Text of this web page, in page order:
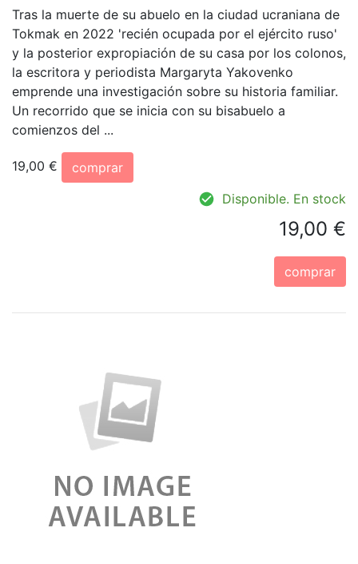
Tras la muerte de su abuelo en la ciudad ucraniana de
Tokmak en 2022 'recién ocupada por el ejército ruso'
y la posterior expropiación de su casa por los colonos,
la escritora y periodista Margaryta Yakovenko
emprende una investigación sobre su historia familiar.
Un recorrido que se inicia con su bisabuelo a
comienzos del ...
19,00 €
comprar
Disponible. En stock
19,00 €
comprar